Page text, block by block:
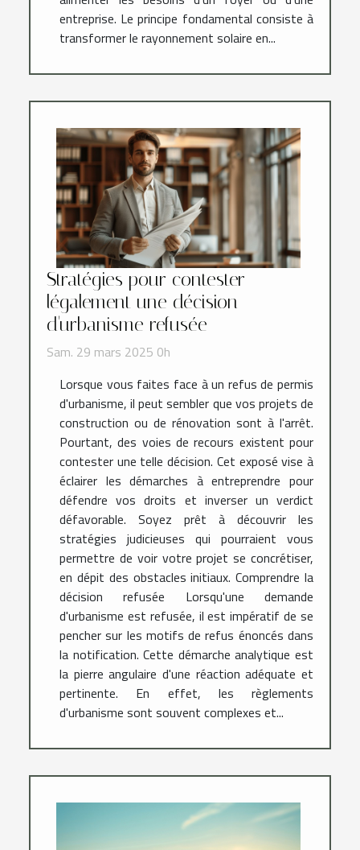
entreprise. Le principe fondamental consiste à
transformer le rayonnement solaire en...
Stratégies pour contester
légalement une décision
d'urbanisme refusée
Sam. 29 mars 2025 0h
Lorsque vous faites face à un refus de permis
d'urbanisme, il peut sembler que vos projets de
construction ou de rénovation sont à l'arrêt.
Pourtant, des voies de recours existent pour
contester une telle décision. Cet exposé vise à
éclairer les démarches à entreprendre pour
défendre vos droits et inverser un verdict
défavorable. Soyez prêt à découvrir les
stratégies judicieuses qui pourraient vous
permettre de voir votre projet se concrétiser,
en dépit des obstacles initiaux. Comprendre la
décision refusée Lorsqu'une demande
d'urbanisme est refusée, il est impératif de se
pencher sur les motifs de refus énoncés dans
la notification. Cette démarche analytique est
la pierre angulaire d'une réaction adéquate et
pertinente. En effet, les règlements
d'urbanisme sont souvent complexes et...